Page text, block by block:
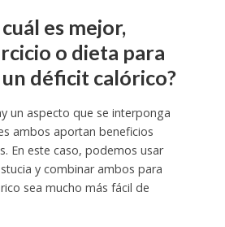
es mejor,
o dieta para
déficit calórico?
un aspecto que se interponga
ambos aportan beneficios
En este caso, podemos usar
y combinar ambos para
sea mucho más fácil de